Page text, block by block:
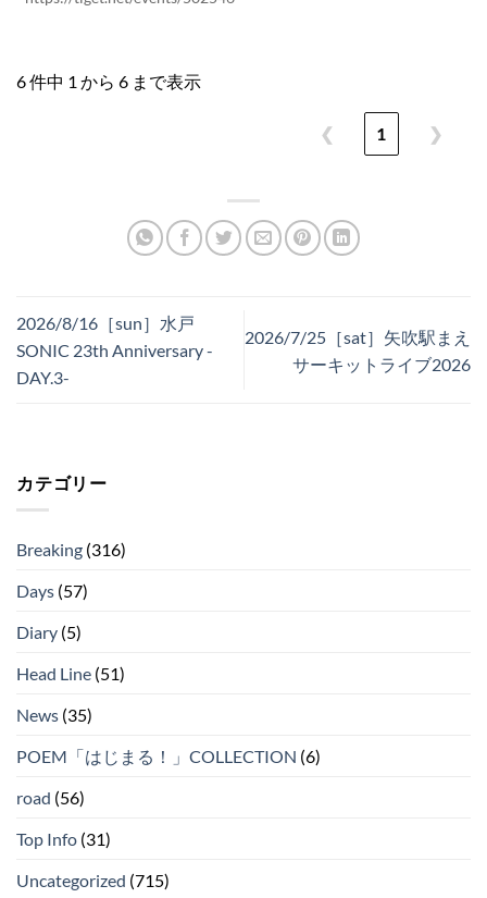
6 件中 1 から 6 まで表示
❮ 1 ❯
2026/8/16［sun］水戸
SONIC 23th Anniversary -
DAY.3-
2026/7/25［sat］矢吹駅まえ
サーキットライブ2026
カテゴリー
Breaking (316)
Days (57)
Diary (5)
Head Line (51)
News (35)
POEM「はじまる！」COLLECTION (6)
road (56)
Top Info (31)
Uncategorized (715)